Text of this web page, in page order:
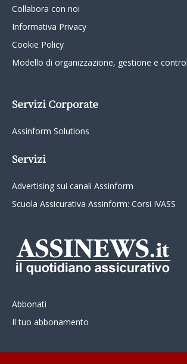
Collabora con noi
Informativa Privacy
Cookie Policy
Modello di organizzazione, gestione e
Servizi Corporate
Assinform Solutions
Servizi
Advertising sui canali Assinform
Scuola Assicurativa Assinform: Corsi IVASS
Abbonati
Il tuo abbonamento